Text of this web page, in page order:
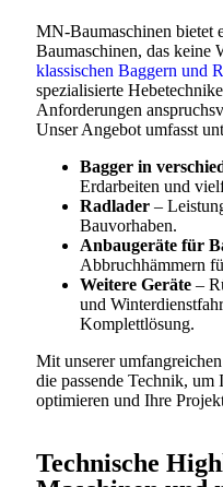
MN-Baumaschinen bietet
Baumaschinen, das keine
klassischen Baggern und
spezialisierte
Anforderungen
Unser Angebot umfasst
Bagger in
Erdarbeiten und
Radlader –
Bauvorhaben.
Anbaugeräte für
Abbruchhämmern
Weitere Geräte –
und
Komplettlösung.
Mit unserer
die passende Technik,
optimieren und Ihre
Technische